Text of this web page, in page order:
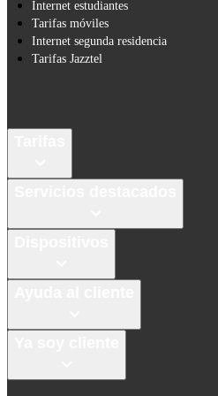
Internet estudiantes
Tarifas móviles
Internet segunda residencia
Tarifas Jazztel